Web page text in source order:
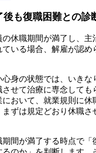
後も復職困難との診
の休職期間が満了し、主
いる場合、解雇が認め
身の状態では、いきな
させて治療に専念しても
おいて、就業規則に休
ずは規定どおり休職さ
間が満了する時点で「